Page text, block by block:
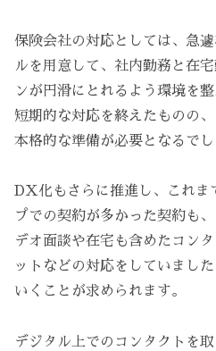
保険会社の対応としては、急
ルを用意して、社内勤務と在
ンが円滑にとれるよう環境を整
短期的な対応を終えたものの
本格的な準備が必要となるでし
DX化もさらに推進し、これま
プでの契約が多かった契約も
デオ面談や在宅も含めたコン
ットなどの対応をしていまし
いくことが求められます。
デジタル上でのコンタクトを